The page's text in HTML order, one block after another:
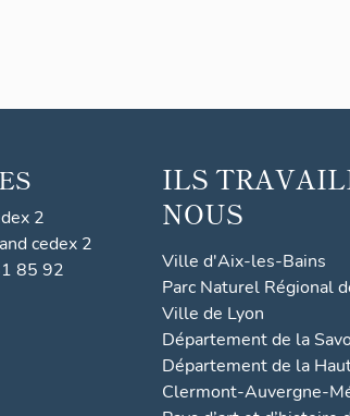
2
cedex 2
85 92
ILS
NOUS
Ville d'Aix-les-Bains
Parc Naturel Régional
Ville de Lyon
Département de la
Département de la
Clermont-Auvergne-